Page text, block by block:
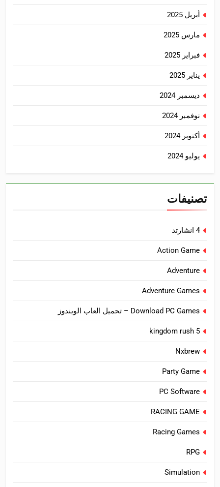
أبريل 2025
مارس 2025
فبراير 2025
يناير 2025
ديسمبر 2024
نوفمبر 2024
أكتوبر 2024
يوليو 2024
تصنيفات
4 انشارتد
Action Game
Adventure
Adventure Games
Download PC Games – تحميل العاب الويندوز
kingdom rush 5
Nxbrew
Party Game
PC Software
RACING GAME
Racing Games
RPG
Simulation